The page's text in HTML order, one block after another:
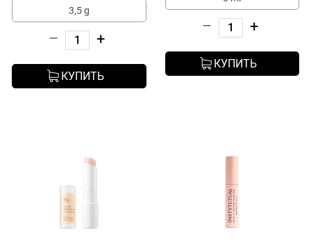
3,5 g
– +
КУПИТЬ
– +
КУПИТЬ